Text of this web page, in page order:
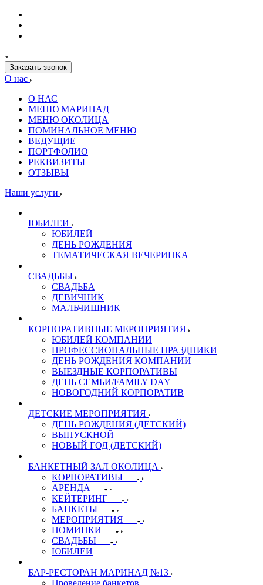
Заказать звонок
О нас
О НАС
МЕНЮ МАРИНАД
МЕНЮ ОКОЛИЦА
ПОМИНАЛЬНОЕ МЕНЮ
ВЕДУЩИЕ
ПОРТФОЛИО
РЕКВИЗИТЫ
ОТЗЫВЫ
Наши услуги
ЮБИЛЕИ
ЮБИЛЕЙ
ДЕНЬ РОЖДЕНИЯ
ТЕМАТИЧЕСКАЯ ВЕЧЕРИНКА
СВАДЬБЫ
СВАДЬБА
ДЕВИЧНИК
МАЛЬЧИШНИК
КОРПОРАТИВНЫЕ МЕРОПРИЯТИЯ
ЮБИЛЕЙ КОМПАНИИ
ПРОФЕССИОНАЛЬНЫЕ ПРАЗДНИКИ
ДЕНЬ РОЖДЕНИЯ КОМПАНИИ
ВЫЕЗДНЫЕ КОРПОРАТИВЫ
ДЕНЬ СЕМЬИ/FAMILY DAY
НОВОГОДНИЙ КОРПОРАТИВ
ДЕТСКИЕ МЕРОПРИЯТИЯ
ДЕНЬ РОЖДЕНИЯ (ДЕТСКИЙ)
ВЫПУСКНОЙ
НОВЫЙ ГОД (ДЕТСКИЙ)
БАНКЕТНЫЙ ЗАЛ ОКОЛИЦА
КОРПОРАТИВЫ
АРЕНДА
КЕЙТЕРИНГ
БАНКЕТЫ
МЕРОПРИЯТИЯ
ПОМИНКИ
СВАДЬБЫ
ЮБИЛЕИ
БАР-РЕСТОРАН МАРИНАД №13
Проведение банкетов